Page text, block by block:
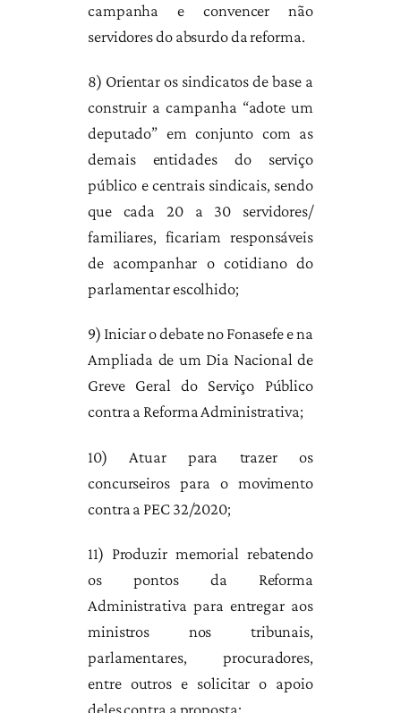
campanha e convencer não
servidores do absurdo da reforma.
8) Orientar os sindicatos de base a
construir a campanha “adote um
deputado” em conjunto com as
demais entidades do serviço
público e centrais sindicais, sendo
que cada 20 a 30 servidores/
familiares, ficariam responsáveis
de acompanhar o cotidiano do
parlamentar escolhido;
9) Iniciar o debate no Fonasefe e na
Ampliada de um Dia Nacional de
Greve Geral do Serviço Público
contra a Reforma Administrativa;
10) Atuar para trazer os
concurseiros para o movimento
contra a PEC 32/2020;
11) Produzir memorial rebatendo
os pontos da Reforma
Administrativa para entregar aos
ministros nos tribunais,
parlamentares, procuradores,
entre outros e solicitar o apoio
deles contra a proposta;